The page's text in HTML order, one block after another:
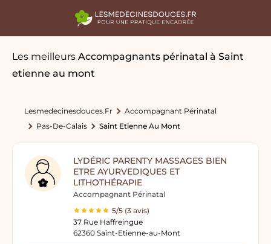
Les meilleurs Accompagnants périnatal à Saint
etienne au mont
Lesmedecinesdouces.fr
Accompagnant Périnatal
Pas-De-Calais
Saint Etienne Au Mont
LYDÉRIC PARENTY MASSAGES BIEN
ETRE AYURVEDIQUES ET
LITHOTHÉRAPIE
Accompagnant Périnatal
5/5 (3 avis)
37 Rue Haffreingue
62360 Saint-Etienne-au-Mont